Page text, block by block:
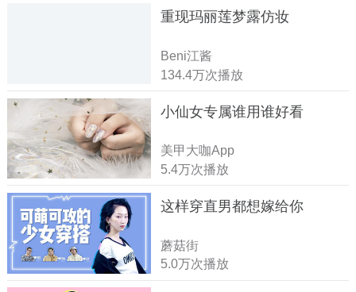
重现玛丽莲梦露仿妆
Beni江酱
134.4万次播放
小仙女专属谁用谁好看
美甲大咖App
5.4万次播放
这样穿直男都想嫁给你
蘑菇街
5.0万次播放